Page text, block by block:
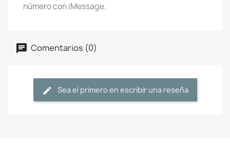
número con iMessage.
Comentarios (0)
Sea el primero en escribir una reseña